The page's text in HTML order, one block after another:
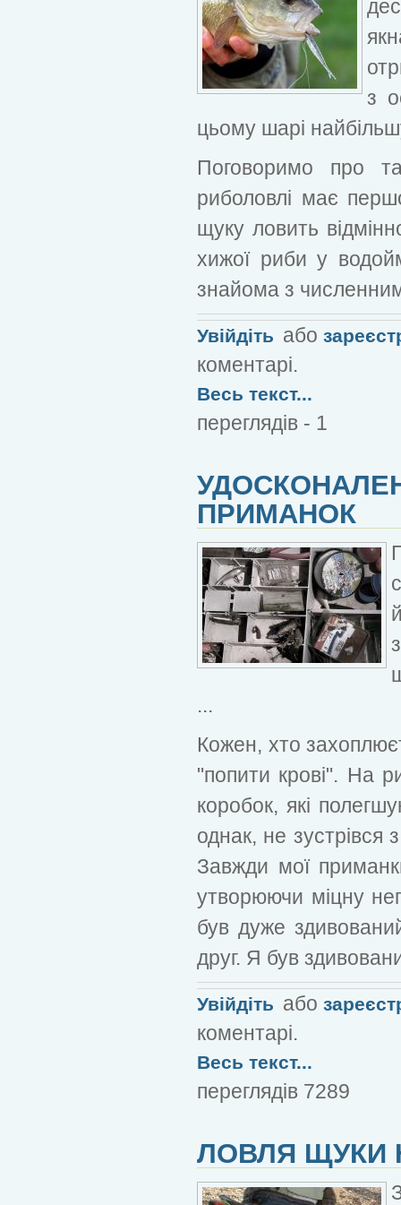
з
цьому шарі
Поговоримо про
риболовлі має
щуку ловить
хижої риби у
знайома з
Увійдіть або
коментарі.
Весь текст...
переглядів - 1
ПРИМАНОК
...
Кожен, хто
"попити крові". На
коробок, які
однак, не зустрівся
Завжди мої
утворюючи міцну
був дуже
друг. Я був
Увійдіть або
коментарі.
Весь текст...
переглядів 7289
ЛОВЛЯ ЩУКИ